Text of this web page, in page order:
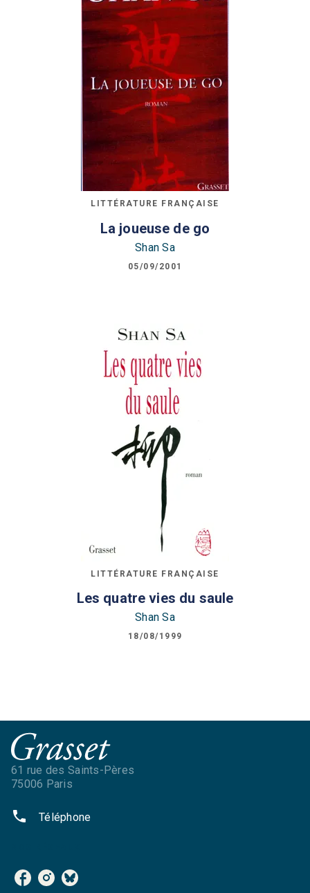
LITTÉRATURE FRANÇAISE
La joueuse de go
Shan Sa
05/09/2001
LITTÉRATURE FRANÇAISE
Les quatre vies du saule
Shan Sa
18/08/1999
61 rue des Saints-Pères
75006 Paris
phone Téléphone